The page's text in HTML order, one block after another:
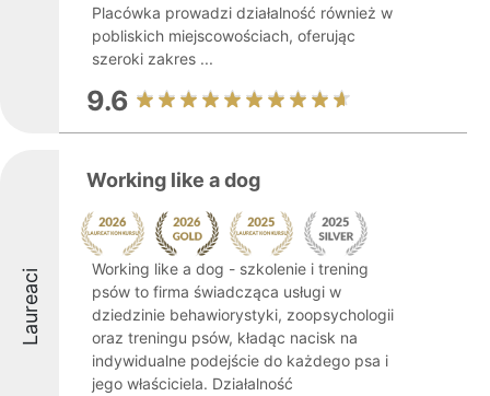
Placówka prowadzi działalność również w
pobliskich miejscowościach, oferując
szeroki zakres ...
9.6
Laureaci
Working like a dog
Working like a dog - szkolenie i trening
psów to firma świadcząca usługi w
dziedzinie behawiorystyki, zoopsychologii
oraz treningu psów, kładąc nacisk na
indywidualne podejście do każdego psa i
jego właściciela. Działalność